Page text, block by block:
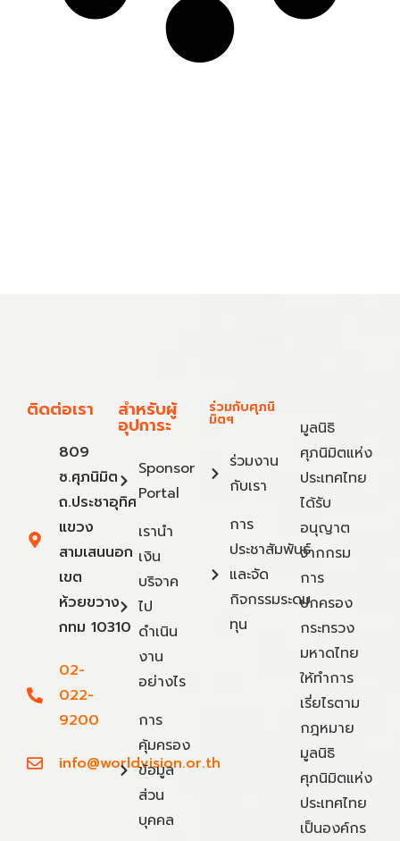
ติดต่อเรา
809
ซ.ศุภนิมิต
ถ.ประชาอุทิศ
แขวง
สามเสนนอก
เขต
ห้วยขวาง
กทม 10310
02-
022-
9200
info@worldvision.or.th
สำหรับผู้
อุปการะ
Sponsor
Portal
เรานำ
เงิน
บริจาค
ไป
ดำเนิน
งาน
อย่างไร
การ
คุ้มครอง
ข้อมูล
ส่วน
บุคคล
ร่วมกับศุภนิ
มิตฯ
ร่วมงาน
กับเรา
การ
ประชาสัมพันธ์
และจัด
กิจกรรมระดม
ทุน
มูลนิธิ
ศุภนิมิตแห่ง
ประเทศไทย
ได้รับ
อนุญาต
จากกรม
การ
ปกครอง
กระทรวง
มหาดไทย
ให้ทำการ
เรี่ยไรตาม
กฎหมาย
มูลนิธิ
ศุภนิมิตแห่ง
ประเทศไทย
เป็นองค์กร